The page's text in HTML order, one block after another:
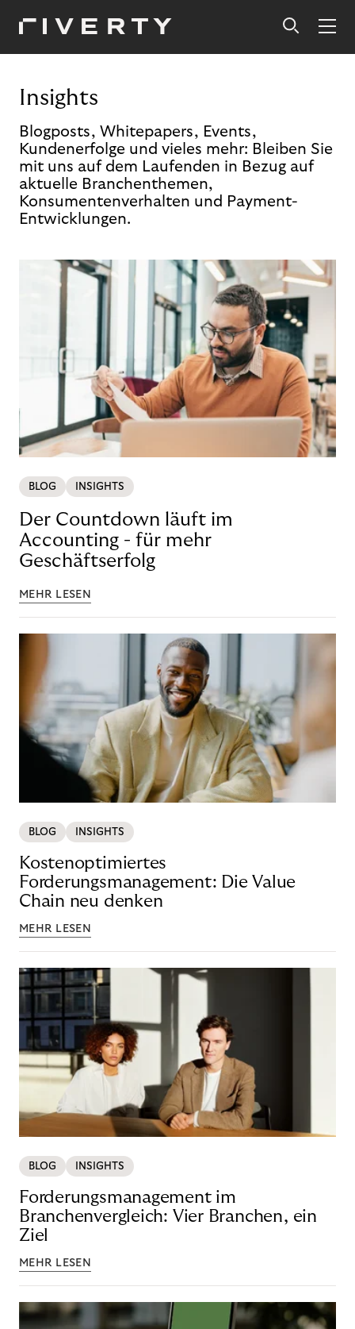
Insights
Blogposts, Whitepapers, Events,
Kundenerfolge und vieles mehr: Bleiben Sie
mit uns auf dem Laufenden in Bezug auf
aktuelle Branchenthemen,
Konsumentenverhalten und Payment-
Entwicklungen.
BLOG INSIGHTS
Der Countdown läuft im
Accounting - für mehr
Geschäftserfolg
MEHR LESEN
BLOG INSIGHTS
Kostenoptimiertes
Forderungsmanagement: Die Value
Chain neu denken
MEHR LESEN
BLOG INSIGHTS
Forderungsmanagement im
Branchenvergleich: Vier Branchen, ein
Ziel
MEHR LESEN